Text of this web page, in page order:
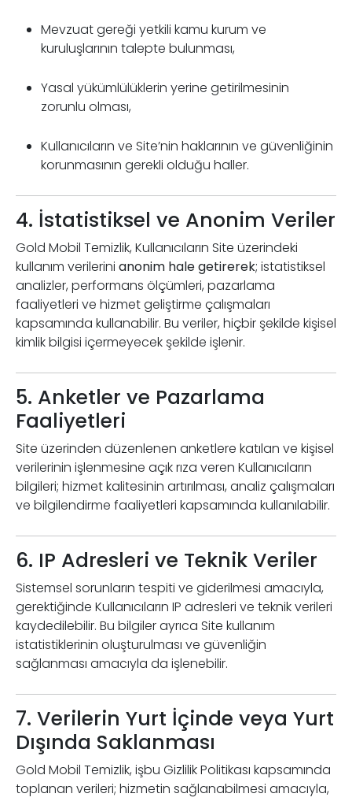
Mevzuat gereği yetkili kamu kurum ve
kuruluşlarının talepte bulunması,
Yasal yükümlülüklerin yerine getirilmesinin
zorunlu olması,
Kullanıcıların ve Site’nin haklarının ve güvenliğinin
korunmasının gerekli olduğu haller.
4. İstatistiksel ve Anonim Veriler
Gold Mobil Temizlik, Kullanıcıların Site üzerindeki
kullanım verilerini anonim hale getirerek; istatistiksel
analizler, performans ölçümleri, pazarlama
faaliyetleri ve hizmet geliştirme çalışmaları
kapsamında kullanabilir. Bu veriler, hiçbir şekilde kişisel
kimlik bilgisi içermeyecek şekilde işlenir.
5. Anketler ve Pazarlama
Faaliyetleri
Site üzerinden düzenlenen anketlere katılan ve kişisel
verilerinin işlenmesine açık rıza veren Kullanıcıların
bilgileri; hizmet kalitesinin artırılması, analiz çalışmaları
ve bilgilendirme faaliyetleri kapsamında kullanılabilir.
6. IP Adresleri ve Teknik Veriler
Sistemsel sorunların tespiti ve giderilmesi amacıyla,
gerektiğinde Kullanıcıların IP adresleri ve teknik verileri
kaydedilebilir. Bu bilgiler ayrıca Site kullanım
istatistiklerinin oluşturulması ve güvenliğin
sağlanması amacıyla da işlenebilir.
7. Verilerin Yurt İçinde veya Yurt
Dışında Saklanması
Gold Mobil Temizlik, işbu Gizlilik Politikası kapsamında
toplanan verileri; hizmetin sağlanabilmesi amacıyla,